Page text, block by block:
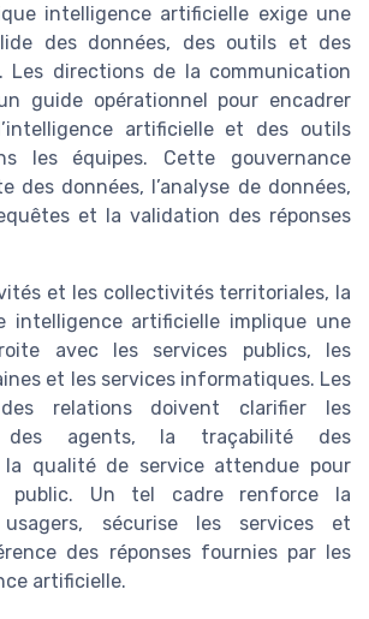
intelligence artificielle exige une
des données, des outils et des
Les directions de la communication
guide opérationnel pour encadrer
artificielle et des outils
les équipes. Cette gouvernance
des données, l’analyse de données,
et la validation des réponses
et les collectivités territoriales, la
intelligence artificielle implique une
avec les services publics, les
et les services informatiques. Les
des relations doivent clarifier les
des agents, la traçabilité des
qualité de service attendue pour
public. Un tel cadre renforce la
sécurise les services et
des réponses fournies par les
artificielle.